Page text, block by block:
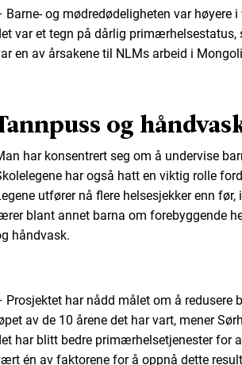
Barne- og mødredødeligheten var høyere
var et tegn på dårlig primærhelsestatus,
en av årsakene til NLMs arbeid i
og
har konsentrert seg om å undervise
har også hatt en viktig rolle
utfører nå flere helsesjekker enn
blant annet barna om forebyggende
håndvask.
Prosjektet har nådd målet om å redusere
av de 10 årene det har vart, mener
har blitt bedre primærhelsetjenester for
én av faktorene for å oppnå dette